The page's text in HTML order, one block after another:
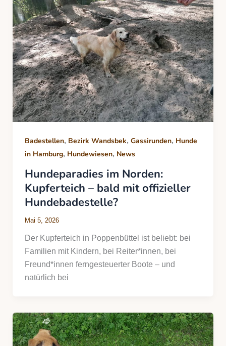
Badestellen, Bezirk Wandsbek, Gassirunden, Hunde
in Hamburg, Hundewiesen, News
Hundeparadies im Norden:
Kupferteich – bald mit offizieller
Hundebadestelle?
Mai 5, 2026
Der Kupferteich in Poppenbüttel ist beliebt: bei
Familien mit Kindern, bei Reiter*innen, bei
Freund*innen ferngesteuerter Boote – und
natürlich bei